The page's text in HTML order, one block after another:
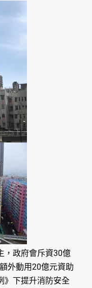
，政府會斥資30億
外動用20億元資助
》下提升消防安全